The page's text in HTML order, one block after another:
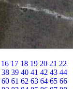
16 17 18 19 20 21 22
38 39 40 41 42 43 44
60 61 62 63 64 65 66